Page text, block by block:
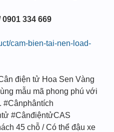
0901 334 669
cam-bien-tai-nen-load-
điện tử Hoa Sen Vàng
mẫu mã phong phú với
#Cânphântích
#CânđiệntửCAS
45 chỗ / Có thể đậu xe